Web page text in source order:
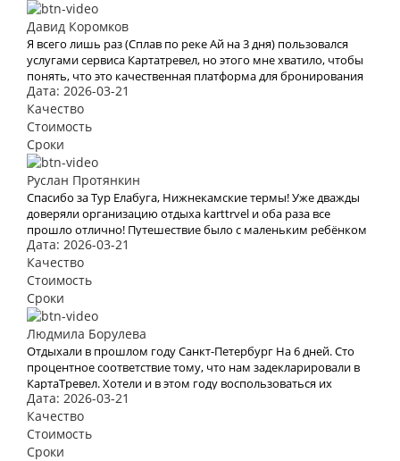
Давид Коромков
Я всего лишь раз (Сплав по реке Ай на 3 дня) пользовался
услугами сервиса Картатревел, но этого мне хватило, чтобы
понять, что это качественная платформа для бронирования
туров. Хочу отметить невысокие цены, удобный сайт и
простоту оформления заявки на тур
Дата: 2026-03-21
Качество
Стоимость
Сроки
Руслан Протянкин
Спасибо за Тур Елабуга, Нижнекамские термы! Уже дважды
доверяли организацию отдыха karttrvel и оба раза все
прошло отлично! Путешествие было с маленьким ребёнком
поэтому к выбору тура подходили особенно трепетно.
Большое спасибо за помощь во всех организационных
вопросах, быстрое оформление виз и такое внимательное
отношение!
Дата: 2026-03-21
Качество
Стоимость
Сроки
Людмила Борулева
Отдыхали в прошлом году Санкт-Петербург На 6 дней. Сто
процентное соответствие тому, что нам задекларировали в
КартаТревел. Хотели и в этом году воспользоваться их
услугами, но видимо эта пандемия все испортит.
Дата: 2026-03-21
Качество
Стоимость
Сроки